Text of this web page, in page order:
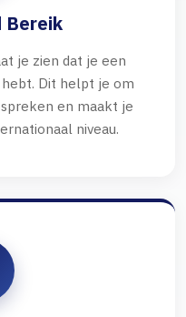
Bereik
je zien dat je een
Dit helpt je om
en maakt je
niveau.